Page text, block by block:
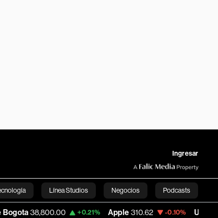
Ingresar
Línea Studios Negocios Podcasts
English+0.21% Apple 310.62 -0.10% USD COP 3,160.48